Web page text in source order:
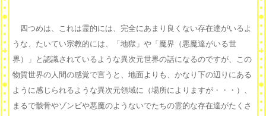
四つめは、これは霊的には、完全にあまり良くない存在達がいるよ
うな、たいてい宗教的には、「地獄」や「魔界（悪魔達がいる世
界）」と認識されているような異次元世界の話になるのですが、この
物質世界の人間の感覚で言うと、地面よりも、かなり下の辺りにある
ように感じられるような異次元領域に（場所によりますが・・・）、
まるで骸骨やゾンビや悪魔のようないでたちの霊的な存在達がたくさ